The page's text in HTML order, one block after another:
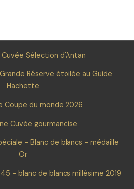
Cuvée Sélection d'Antan
Réserve étoilée au Guide
Hachette
Coupe du monde 2026
Cuvée gourmandise
- Blanc de blancs - médaille
Or
- blanc de blancs millésime 2019